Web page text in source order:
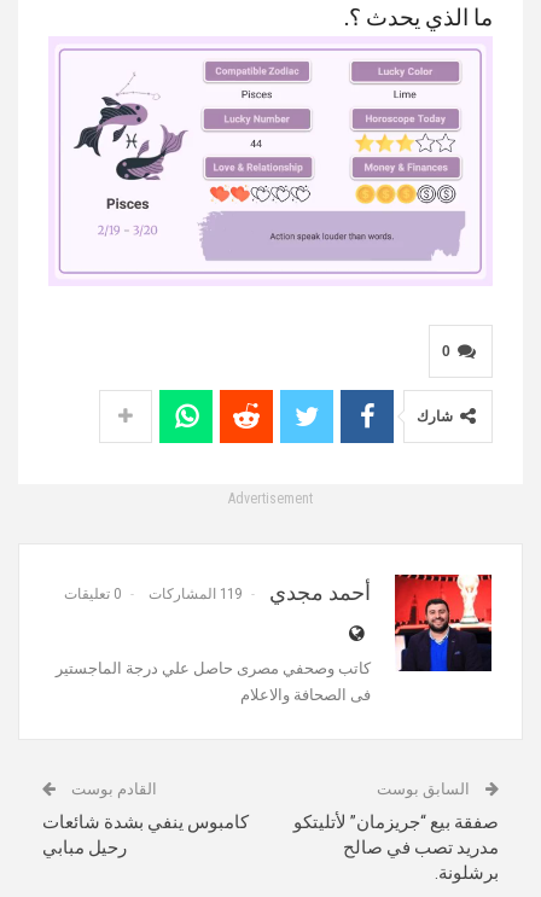
ما الذي يحدث ؟.
MUTE
0
شارك
Advertisement
أحمد مجدي 119 المشاركات 0 تعليقات
كاتب وصحفي مصرى حاصل علي درجة الماجستير
فى الصحافة والاعلام
السابق بوست
صفقة بيع “جريزمان” لأتليتكو
مدريد تصب في صالح
برشلونة.
القادم بوست
كامبوس ينفي بشدة شائعات
رحيل مبابي